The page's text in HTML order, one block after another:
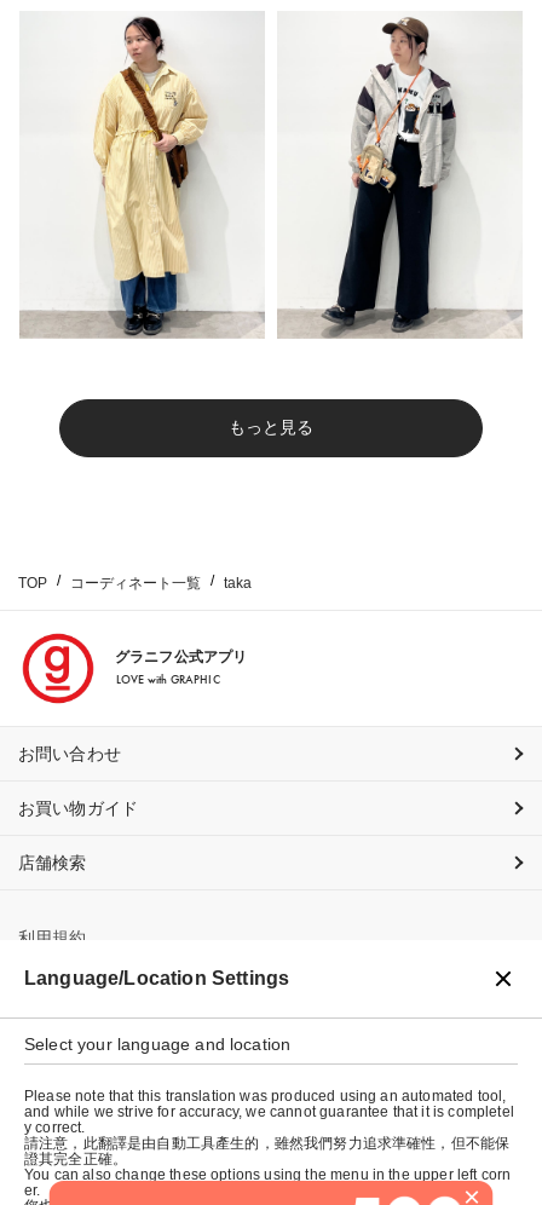
もっと見る
TOP コーディネート一覧 taka
グラニフ公式アプリ
LOVE with GRAPHIC
お問い合わせ
お買い物ガイド
店舗検索
利用規約
プライバシーポリシー
特定商取引法に基づく表示
会社概要
×
Language/Location Settings
Select your language and location
Please note that this translation was produced using an automated tool,
and while we strive for accuracy, we cannot guarantee that it is completel
y correct.
請注意，此翻譯是由自動工具產生的，雖然我們努力追求準確性，但不能保
證其完全正確。
You can also change these options using the menu in the upper left corn
er.